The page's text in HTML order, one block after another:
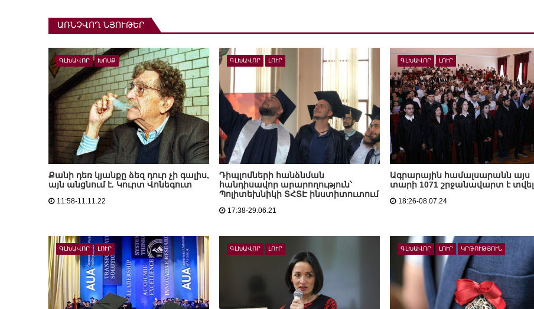
ԱՌՆՉՎՈՂ ՆՅՈՒԹԵՐ
ԳԼԽԱՎՈՐ ԽՈՍՔ
Քանի դեռ կյանքը ձեզ դուր չի գալիս,
այն անցնում է. Կուրտ Վոնեգուտ
11:58-11.11.22
ԳԼԽԱՎՈՐ ԼՈՒՐ
Դիպլոմների հանձնման
հանդիսավոր արարողություն՝
Պոլիտեխնիկի ՏՀՏԷ ինստիտուտում
17:38-29.06.21
ԳԼԽԱՎՈՐ ԼՈՒՐ
Ագրարային համալսարանն այս
տարի 1071 շրջանավարտ է տվել
18:26-08.07.24
ԳԼԽԱՎՈՐ ԼՈՒՐ ԳԼԽԱՎՈՐ ԼՈՒՐ ԳԼԽԱՎՈՐ ԼՈՒՐ ԿՐԹՈՒԹՅՈՒՆ